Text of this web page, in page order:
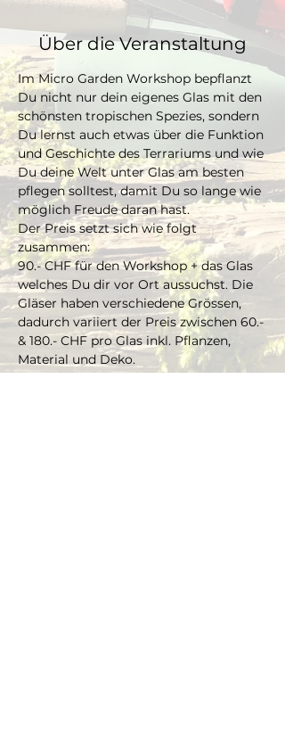
Über die Veranstaltung
Im Micro Garden Workshop bepflanzt
Du nicht nur dein eigenes Glas mit den
schönsten tropischen Spezies, sondern
Du lernst auch etwas über die Funktion
und Geschichte des Terrariums und wie
Du deine Welt unter Glas am besten
pflegen solltest, damit Du so lange wie
möglich Freude daran hast.
Der Preis setzt sich wie folgt
zusammen:
90.- CHF für den Workshop + das Glas
welches Du dir vor Ort aussuchst. Die
Gläser haben verschiedene Grössen,
dadurch variiert der Preis zwischen 60.-
& 180.- CHF pro Glas inkl. Pflanzen,
Material und Deko.
Falls Du schon ein passendes Glas zu